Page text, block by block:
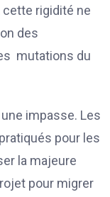
rigidité ne
des
mutations du
impasse. Les
pour les
la majeure
pour migrer